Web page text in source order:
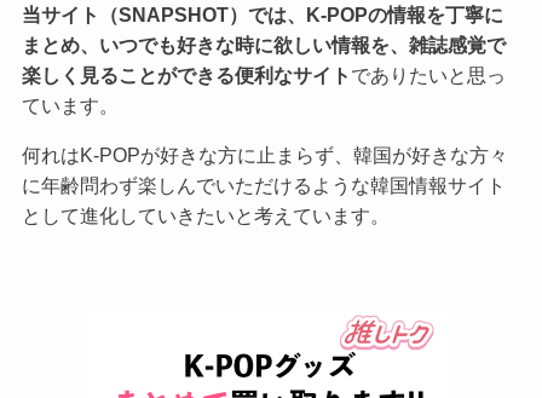
当サイト（SNAPSHOT）では、K-POPの情報を丁寧に
まとめ、いつでも好きな時に欲しい情報を、雑誌感覚で
楽しく見ることができる便利なサイト でありたいと思っ
ています。
何れはK-POPが好きな方に止まらず、韓国が好きな方々
に年齢問わず楽しんでいただけるような韓国情報サイト
として進化していきたいと考えています。